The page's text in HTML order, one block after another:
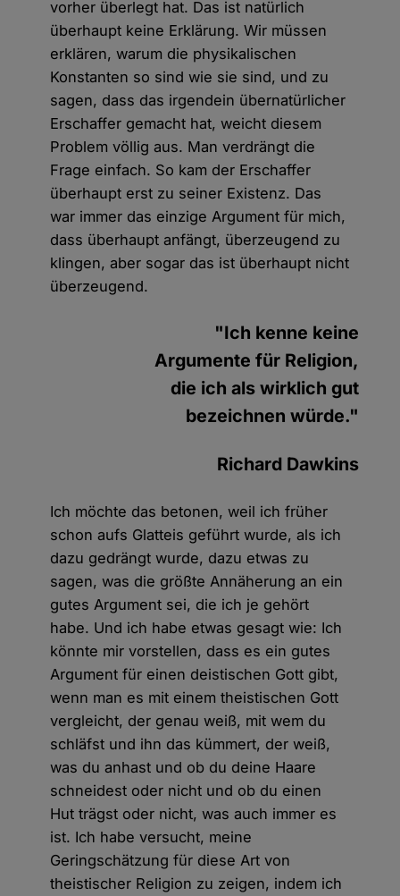
vorher überlegt hat. Das ist natürlich
überhaupt keine Erklärung. Wir müssen
erklären, warum die physikalischen
Konstanten so sind wie sie sind, und zu
sagen, dass das irgendein übernatürlicher
Erschaffer gemacht hat, weicht diesem
Problem völlig aus. Man verdrängt die
Frage einfach. So kam der Erschaffer
überhaupt erst zu seiner Existenz. Das
war immer das einzige Argument für mich,
dass überhaupt anfängt, überzeugend zu
klingen, aber sogar das ist überhaupt nicht
überzeugend.
"Ich kenne keine
Argumente für Religion,
die ich als wirklich gut
bezeichnen würde."
Richard Dawkins
Ich möchte das betonen, weil ich früher
schon aufs Glatteis geführt wurde, als ich
dazu gedrängt wurde, dazu etwas zu
sagen, was die größte Annäherung an ein
gutes Argument sei, die ich je gehört
habe. Und ich habe etwas gesagt wie: Ich
könnte mir vorstellen, dass es ein gutes
Argument für einen deistischen Gott gibt,
wenn man es mit einem theistischen Gott
vergleicht, der genau weiß, mit wem du
schläfst und ihn das kümmert, der weiß,
was du anhast und ob du deine Haare
schneidest oder nicht und ob du einen
Hut trägst oder nicht, was auch immer es
ist. Ich habe versucht, meine
Geringschätzung für diese Art von
theistischer Religion zu zeigen, indem ich